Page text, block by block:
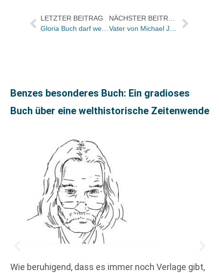
LETZTER BEITRAG
Gloria Buch darf weiter verkauft werden
Benzes besonderes Buch: Ein gradioses
Buch über eine welthistorische Zeitenwende
Wie beruhigend, dass es immer noch Verlage gibt,